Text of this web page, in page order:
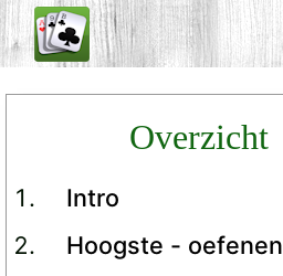
Overzicht
Intro
Hoogste - oefenen